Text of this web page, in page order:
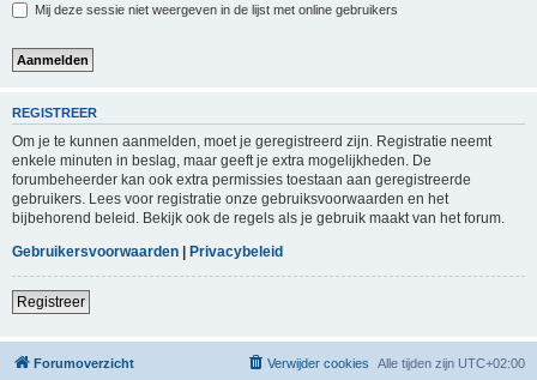
Mij deze sessie niet weergeven in de lijst met online gebruikers
REGISTREER
Om je te kunnen aanmelden, moet je geregistreerd zijn. Registratie neemt
enkele minuten in beslag, maar geeft je extra mogelijkheden. De
forumbeheerder kan ook extra permissies toestaan aan geregistreerde
gebruikers. Lees voor registratie onze gebruiksvoorwaarden en het
bijbehorend beleid. Bekijk ook de regels als je gebruik maakt van het forum.
Gebruikersvoorwaarden | Privacybeleid
Registreer
Forumoverzicht Alle tijden zijn UTC+02:00
Verwijder cookies